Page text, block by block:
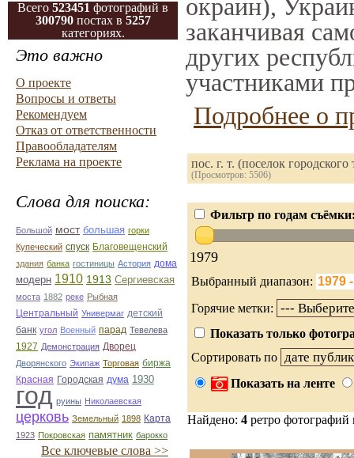
Всего 523451 фотографий в
300790постах в 5257
категориях.
Это важно
О проекте
Вопросы и ответы
Рекомендуем
Отказ от ответственности
Правообладателям
Реклама на проекте
Слова для поиска:
Большой мост большая горки
Купеческий спуск Благовещенский
здания банка гостиницы Астория дома
модерн 1910 1913 Сергиевская
моста 1882 реке Рыбная
Центральный Универмаг детский
банк угол Военный парад Тевелева
1927 Демонстрация Дворец
Дворянского Экипаж Торговая биржа
Красная Городская дума 1930
год руины Николаевская
церковь Земельный 1898 Карта
1923 Покровская памятник барокко
Все ключевые слова >>
окраин),
заканчивая
других
участниками
Подробнее о
пос. г. т. (поселок
(Просмотров: 5506)
Фильтр по годам
1979
Выбранный диапазон:
Горячие метки:
Показать только
Сортировать по
Показать на ленте
Найдено: 4 ретро